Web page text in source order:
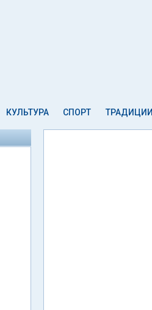
КУЛЬТУРА СПОРТ ТРАДИЦИИ